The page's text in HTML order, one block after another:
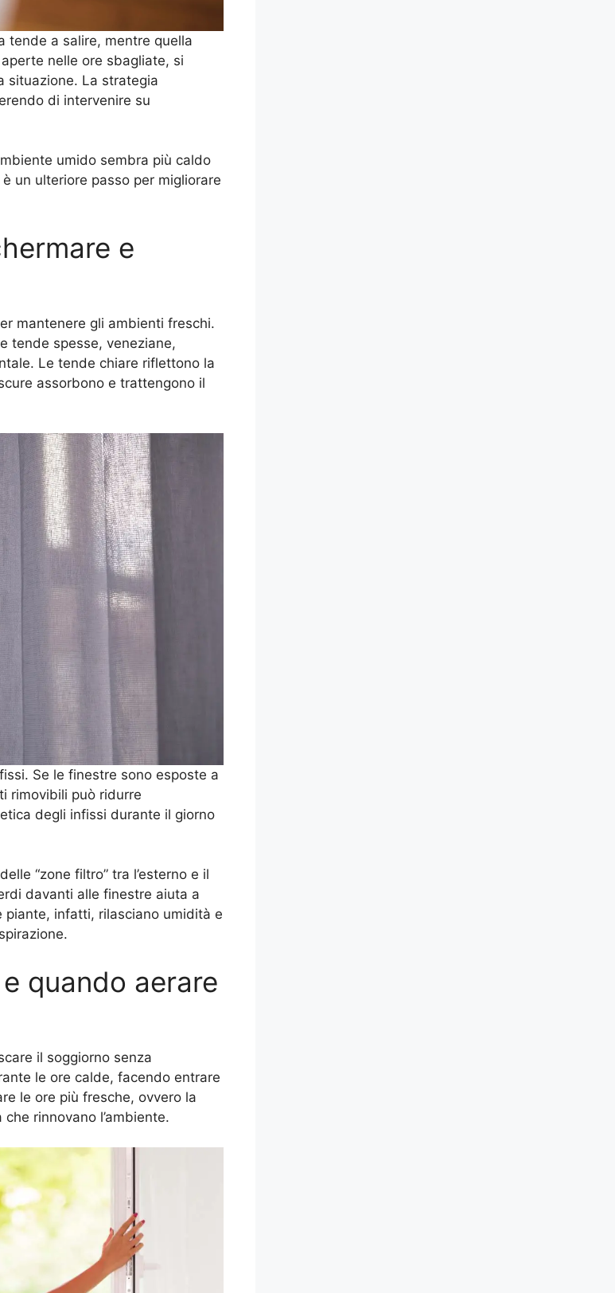
tende a salire, mentre quella
nelle ore sbagliate, si
situazione. La strategia
di intervenire su
umido sembra più caldo
un ulteriore passo per migliorare
e
mantenere gli ambienti freschi.
tende spesse, veneziane,
Le tende chiare riflettono la
assorbono e trattengono il
Se le finestre sono esposte a
rimovibili può ridurre
degli infissi durante il giorno
“zone filtro” tra l’esterno e il
davanti alle finestre aiuta a
piante, infatti, rilasciano umidità e
quando aerare
il soggiorno senza
le ore calde, facendo entrare
le ore più fresche, ovvero la
rinnovano l’ambiente.